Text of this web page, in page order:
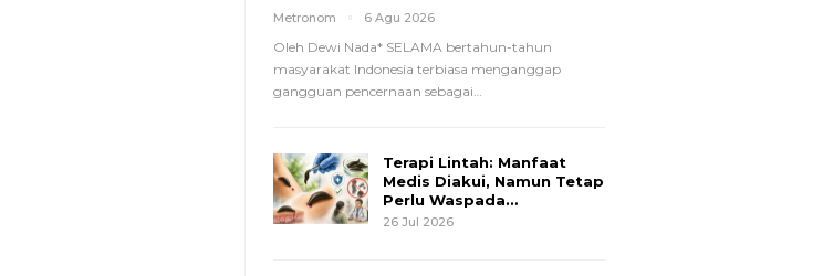
Metronom 6 Agu 2026
Oleh Dewi Nada* SELAMA bertahun-tahun
masyarakat Indonesia terbiasa menganggap
gangguan pencernaan sebagai…
Terapi Lintah: Manfaat
Medis Diakui, Namun Tetap
Perlu Waspada…
26 Jul 2026